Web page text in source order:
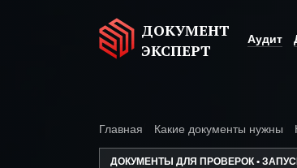
ДОКУМЕНТ
ЭКСПЕРТ
Аудит
Главная Какие документы нужны
ДОКУМЕНТЫ ДЛЯ ПРОВЕРОК •